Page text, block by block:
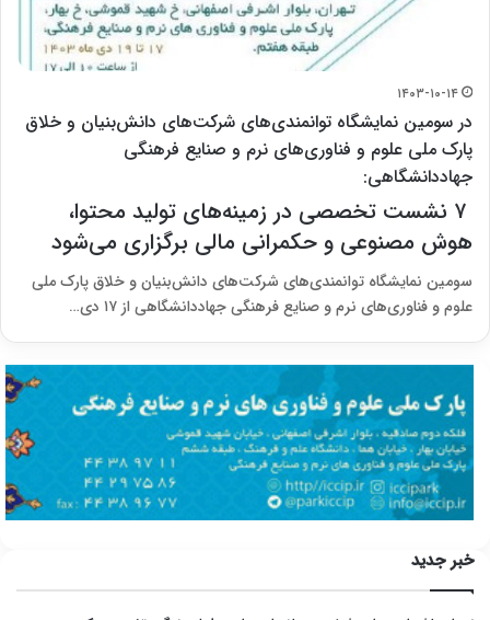
۱۴۰۳-۱۰-۱۴
در سومین نمایشگاه توانمندی‌های شرکت‌های دانش‌بنیان و خلاق
پارک ملی علوم و فناوری‌های نرم و صنایع فرهنگی
جهاددانشگاهی:
۷ نشست تخصصی در زمینه‌های تولید محتوا،
هوش مصنوعی و حکمرانی مالی برگزاری می‌شود
سومین نمایشگاه توانمندی‌های شرکت‌های دانش‌بنیان و خلاق پارک ملی
علوم و فناوری‌های نرم و صنایع فرهنگی جهاددانشگاهی از ۱۷ دی…
خبر جدید